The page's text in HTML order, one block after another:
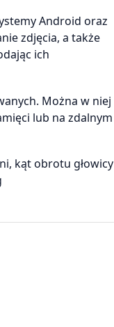
Android oraz
zdjęcia, a także
ich
Można w niej
lub na zdalnym
kąt obrotu głowicy